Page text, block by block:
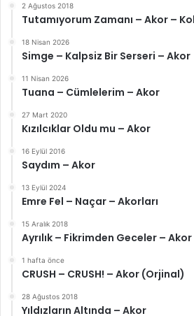
2 Ağustos 2018
Tutamıyorum Zamanı – Akor –
18 Nisan 2026
Simge – Kalpsiz Bir Serseri – Akor
11 Nisan 2026
Tuana – Cümlelerim – Akor
27 Mart 2020
Kızılcıklar Oldu mu – Akor
16 Eylül 2016
Saydım – Akor
13 Eylül 2024
Emre Fel – Naçar – Akorları
15 Aralık 2018
Ayrılık – Fikrimden Geceler – Akor
1 hafta önce
CRUSH – CRUSH! – Akor (Orjinal)
28 Ağustos 2018
Yıldızların Altında – Akor